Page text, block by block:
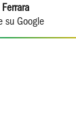
Ferrara
su Google